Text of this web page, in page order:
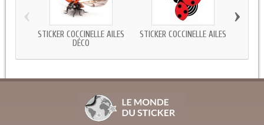
STICKER COCCINELLE AILES
DÉCO
STICKER COCCINELLE AILES
‹ ›